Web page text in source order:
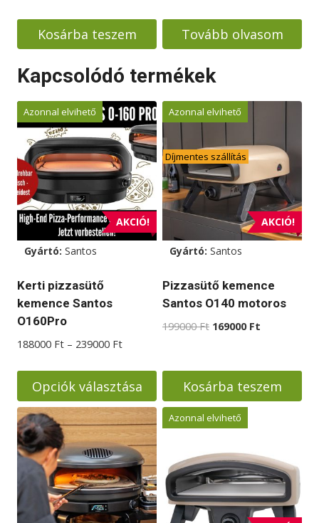
Kosárba teszem Tovább olvasom
Kapcsolódó termékek
AKCIÓ!
Azonnal elvihető
Gyártó: Santos
Kerti pizzasütő
kemence Santos
O160Pro
188000 Ft – 239000 FtÁrtartomány:
-
239000 Ft
Opciók választása
Ennek
a
terméknek
több
variációja
van.
AKCIÓ!
Azonnal elvihető
Díjmentes szállítás
Gyártó: Santos
Pizzasütő kemence
Santos O140 motoros
199000Ft Original
199000 Ft.
169000 Ft
169000 Ft.
Kosárba teszem
Azonnal elvihető